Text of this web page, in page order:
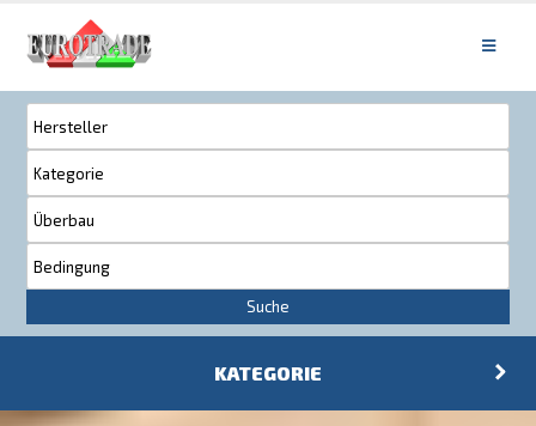
Suche
KATEGORIE